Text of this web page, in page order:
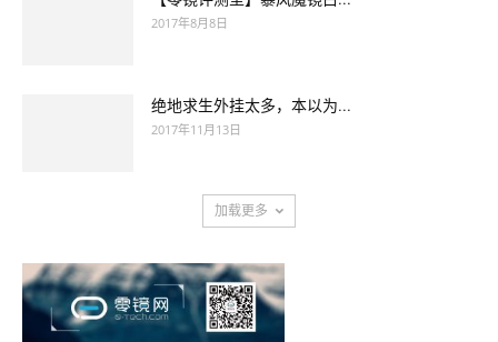
2017年8月8日
绝地求生外挂太多，本以为...
2017年11月13日
加载更多